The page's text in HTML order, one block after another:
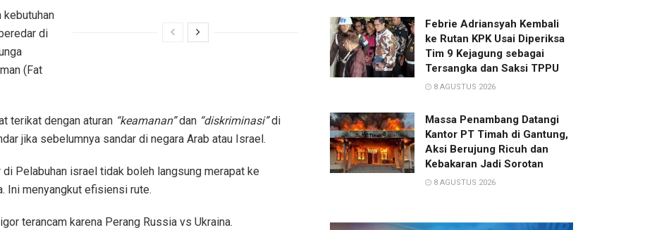
kebutuhan
di
(Fat
terikat dengan aturan “keamanan”dan “diskriminasi”di
jika sebelumnya sandar di negara Arab atau Israel.
Pelabuhan israel tidak boleh langsung merapat ke
Ini menyangkut efisiensi rute.
terancam karena Perang Russia vs Ukraina.
Febrie Adriansyah Kembali
ke Rutan KPK Usai Diperiksa
Tim 9 Kejagung sebagai
Tersangka dan Saksi TPPU
8 AGUSTUS 2026
Massa Penambang Datangi
Kantor PT Timah di Gantung,
Aksi Berujung Ricuh dan
Kebakaran Jadi Sorotan
8 AGUSTUS 2026